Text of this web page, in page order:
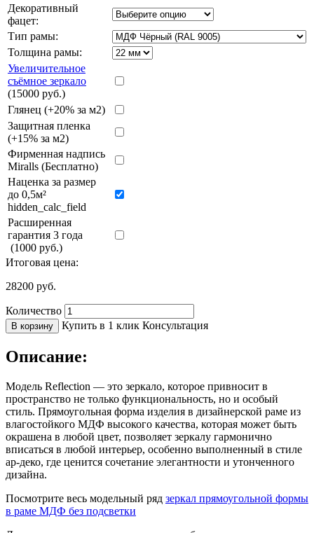
Декоративный
фацет:
Тип рамы:
Толщина рамы:
Увеличительное
съёмное зеркало
(15000 руб.)
Глянец (+20% за м2)
Защитная пленка
(+15% за м2)
Фирменная надпись
Miralls (Бесплатно)
Наценка за размер
до 0,5м²
hidden_calc_field
Расширенная
гарантия 3 года
(1000 руб.)
Итоговая цена:
28200 руб.
Количество
В корзину Купить в 1 клик Консультация
Описание:
Модель Reflection — это зеркало, которое привносит в
пространство не только функциональность, но и особый
стиль. Прямоугольная форма изделия в дизайнерской раме из
влагостойкого МДФ высокого качества, которая может быть
окрашена в любой цвет, позволяет зеркалу гармонично
вписаться в любой интерьер, особенно выполненный в стиле
ар-деко, где ценится сочетание элегантности и утонченного
дизайна.
Посмотрите весь модельный ряд зеркал прямоугольной формы
в раме МДФ без подсветки